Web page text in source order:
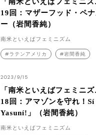
19回：マザーフッド・ペ
ー（岩間香純）
南米といえばフェミニズム
ラテンアメリカ 岩間香純
2023/9/15
「南米といえばフェミニ
18回：アマゾンを守れ！
Yasuní!」（岩間香純）
南米といえばフェミニズム